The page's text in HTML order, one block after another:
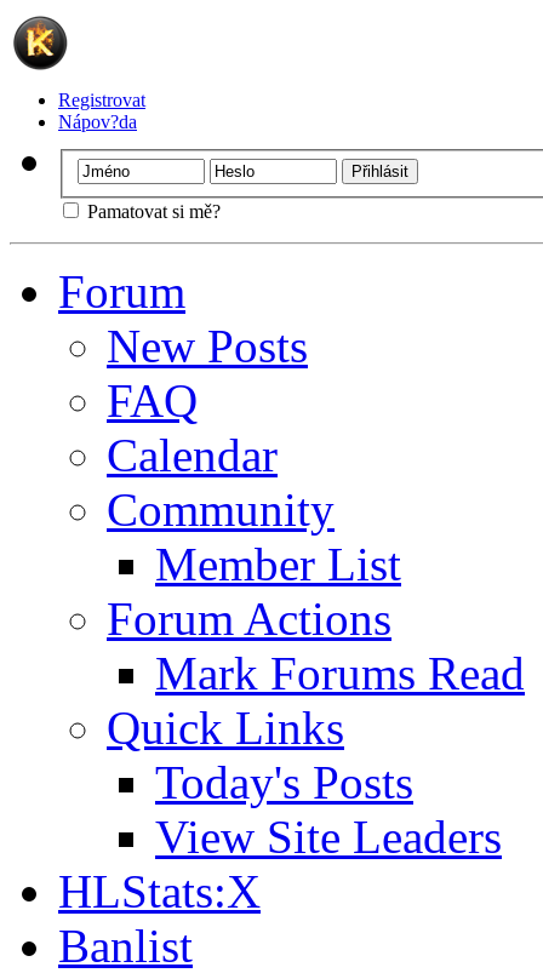
Registrovat
Nápov?da
Pamatovat si mě?
Forum
New Posts
FAQ
Calendar
Community
Member List
Forum Actions
Mark Forums Read
Quick Links
Today's Posts
View Site Leaders
HLStats:X
Banlist